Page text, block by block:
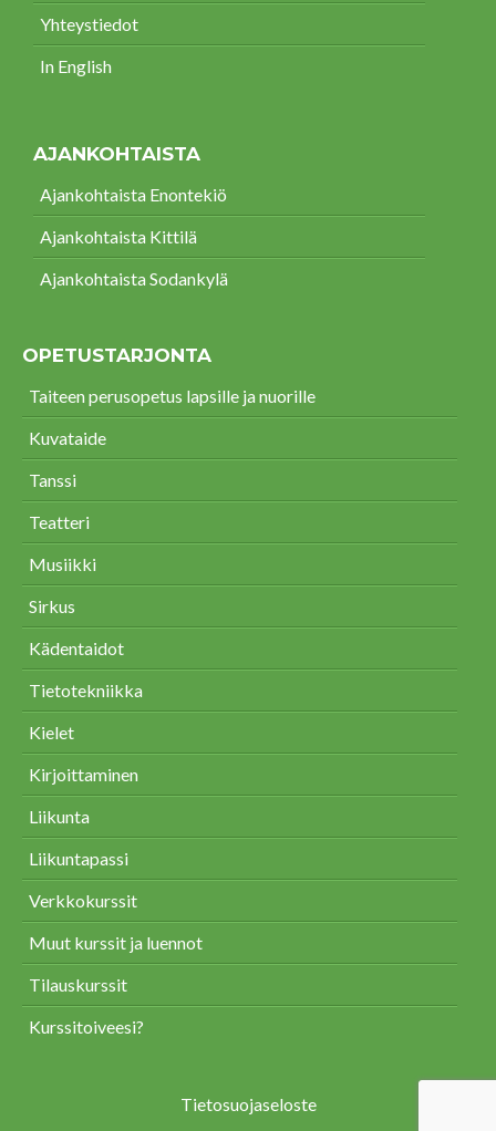
Yhteystiedot
In English
AJANKOHTAISTA
Ajankohtaista Enontekiö
Ajankohtaista Kittilä
Ajankohtaista Sodankylä
OPETUSTARJONTA
Taiteen perusopetus lapsille ja nuorille
Kuvataide
Tanssi
Teatteri
Musiikki
Sirkus
Kädentaidot
Tietotekniikka
Kielet
Kirjoittaminen
Liikunta
Liikuntapassi
Verkkokurssit
Muut kurssit ja luennot
Tilauskurssit
Kurssitoiveesi?
Tietosuojaseloste